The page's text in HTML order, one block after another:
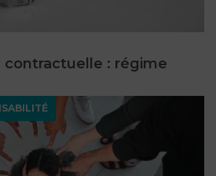
contractuelle : régime